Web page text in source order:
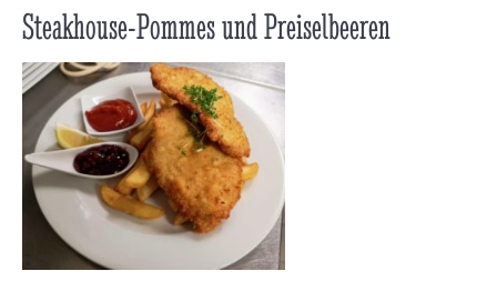
Steakhouse-Pommes und Preiselbeeren